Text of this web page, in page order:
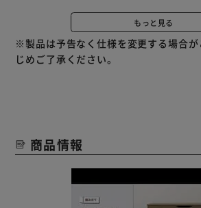
◆フラップ扉でお掃除が快適
扉部分はレール付きで開いたままお掃除
★お客様組立★
もっと見る
※製品は予告なく仕様を変更する場合
じめご了承ください。
商品情報